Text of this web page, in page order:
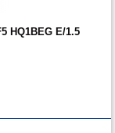
HQ1BEG E/1.5